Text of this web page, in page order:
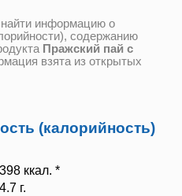
информацию о
содержанию
Пражский пай с
взята из открытых
(калорийность)
398 ккал. *
4.7 г.